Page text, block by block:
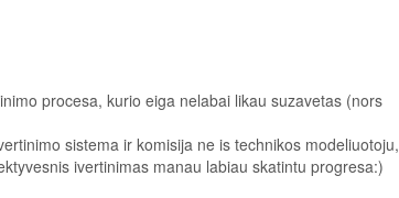
procesa, kurio eiga nelabai likau suzavetas (nors
sistema ir komisija ne is technikos modeliuotoju,
ivertinimas manau labiau skatintu progresa:)